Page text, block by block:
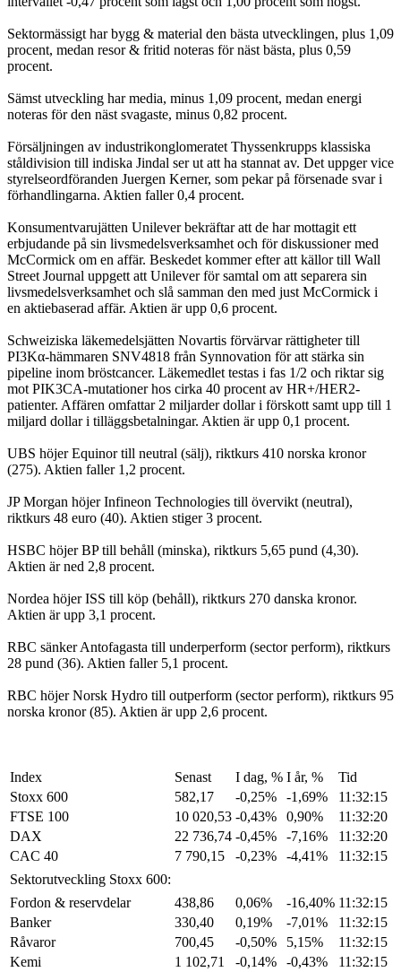
Sektormässigt har bygg & material den bästa utvecklingen, plus 1,09
procent, medan resor & fritid noteras för näst bästa, plus 0,59
procent.
Sämst utveckling har media, minus 1,09 procent, medan energi
noteras för den näst svagaste, minus 0,82 procent.
Försäljningen av industrikonglomeratet Thyssenkrupps klassiska
ståldivision till indiska Jindal ser ut att ha stannat av. Det uppger vice
styrelseordföranden Juergen Kerner, som pekar på försenade svar i
förhandlingarna. Aktien faller 0,4 procent.
Konsumentvarujätten Unilever bekräftar att de har mottagit ett
erbjudande på sin livsmedelsverksamhet och för diskussioner med
McCormick om en affär. Beskedet kommer efter att källor till Wall
Street Journal uppgett att Unilever för samtal om att separera sin
livsmedelsverksamhet och slå samman den med just McCormick i
en aktiebaserad affär. Aktien är upp 0,6 procent.
Schweiziska läkemedelsjätten Novartis förvärvar rättigheter till
PI3Kα-hämmaren SNV4818 från Synnovation för att stärka sin
pipeline inom bröstcancer. Läkemedlet testas i fas 1/2 och riktar sig
mot PIK3CA-mutationer hos cirka 40 procent av HR+/HER2-
patienter. Affären omfattar 2 miljarder dollar i förskott samt upp till 1
miljard dollar i tilläggsbetalningar. Aktien är upp 0,1 procent.
UBS höjer Equinor till neutral (sälj), riktkurs 410 norska kronor
(275). Aktien faller 1,2 procent.
JP Morgan höjer Infineon Technologies till övervikt (neutral),
riktkurs 48 euro (40). Aktien stiger 3 procent.
HSBC höjer BP till behåll (minska), riktkurs 5,65 pund (4,30).
Aktien är ned 2,8 procent.
Nordea höjer ISS till köp (behåll), riktkurs 270 danska kronor.
Aktien är upp 3,1 procent.
RBC sänker Antofagasta till underperform (sector perform), riktkurs
28 pund (36). Aktien faller 5,1 procent.
RBC höjer Norsk Hydro till outperform (sector perform), riktkurs 95
norska kronor (85). Aktien är upp 2,6 procent.
Index Senast I dag, % I år, %
Tid
Stoxx 600
582,17 -0,25% -1,69%
11:32:15
FTSE 100
10 020,53 -0,43% 0,90%
11:32:20
DAX
22 736,74 -0,45% -7,16%
11:32:20
CAC 40
7 790,15 -0,23% -4,41%
11:32:15
Sektorutveckling Stoxx 600:
Fordon & reservdelar
438,86 0,06% -16,40% 11:32:15
Banker
330,40 0,19% -7,01%
11:32:15
Råvaror
700,45 -0,50% 5,15%
11:32:15
Kemi
1 102,71 -0,14% -0,43%
11:32:15